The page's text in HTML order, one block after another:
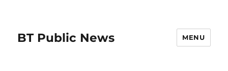
BT Public News MENU